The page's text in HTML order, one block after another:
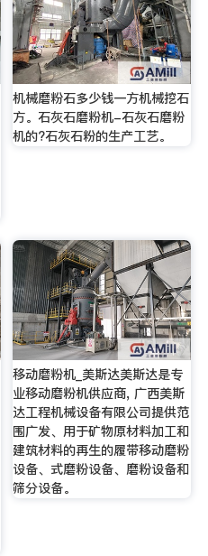
机械磨粉石多少钱一方机械挖石
方。石灰石磨粉机-石灰石磨粉
机的?石灰石粉的生产工艺。
移动磨粉机_美斯达美斯达是专
业移动磨粉机供应商, 广西美斯
达工程机械设备有限公司提供范
围广发、用于矿物原材料加工和
建筑材料的再生的履带移动磨粉
设备、式磨粉设备、磨粉设备和
筛分设备。